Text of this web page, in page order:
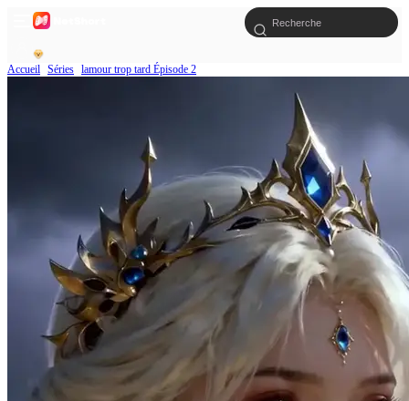
Accueil Séries lamour trop tard Épisode 2